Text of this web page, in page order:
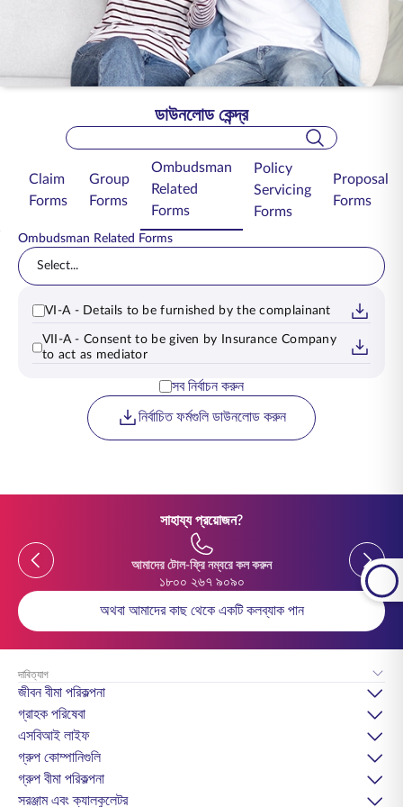
অনলাইনে কিনুন প্রিমিয়াম পরিশোধ করুন
ডাউনলোড কেন্দ্র
Search Bar
Claim
Forms
Group
Forms
Ombudsman
Related
Forms
Policy
Servicing
Forms
Proposal
Forms
Ombudsman Related Forms
Select...
VI-A - Details to be furnished by the complainant
VII-A - Consent to be given by Insurance Company
to act as mediator
নির্বাচিত ফর্মগুলি ডাউনলোড করুন
সব নির্বাচন করুন
সাহায্য প্রয়োজন?
Previous
আমাদের টোল-ফ্রি নম্বরে কল করুন
১৮০০ ২৬৭ ৯০৯০
Previous
অথবা আমাদের কাছ থেকে একটি কলব্যাক পান
দাবিত্যাগ
জীবন বীমা পরিকল্পনা
গ্রাহক পরিষেবা
এসবিআই লাইফ
গ্রুপ কোম্পানিগুলি
গ্রুপ বীমা পরিকল্পনা
সরঞ্জাম এবং ক্যালকুলেটর